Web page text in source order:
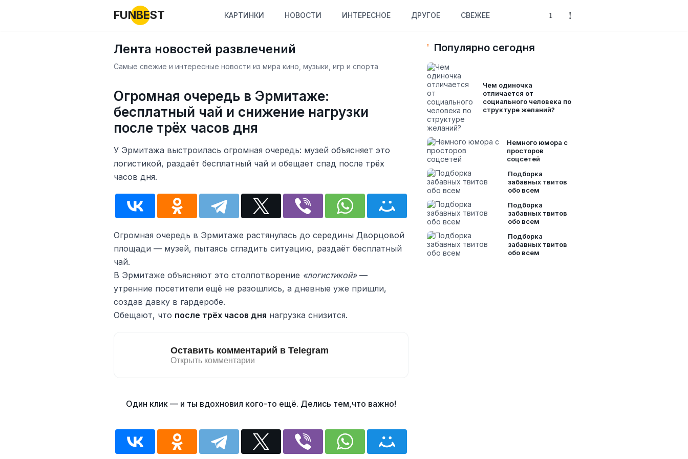
FUNBEST КАРТИНКИ НОВОСТИ ИНТЕРЕСНОЕ ДРУГОЕ СВЕЖЕЕ
Лента новостей развлечений
Самые свежие и интересные новости из мира кино, музыки, игр и спорта
Огромная очередь в Эрмитаже:
бесплатный чай и снижение нагрузки
после трёх часов дня
У Эрмитажа выстроилась огромная очередь: музей объясняет это
логистикой, раздаёт бесплатный чай и обещает спад после трёх
часов дня.
Огромная очередь в Эрмитаже растянулась до середины Дворцовой
площади — музей, пытаясь сгладить ситуацию, раздаёт бесплатный
чай.
В Эрмитаже объясняют это столпотворение «логистикой»—
утренние посетители ещё не разошлись, а дневные уже пришли,
создав давку в гардеробе.
Обещают, что после трёх часов дня нагрузка снизится.
Популярно сегодня
Чем одиночка
отличается от
социального человека по
структуре желаний?
Немного юмора с
просторов
соцсетей
Подборка
забавных твитов
обо всем
Подборка
забавных твитов
обо всем
Подборка
забавных твитов
обо всем